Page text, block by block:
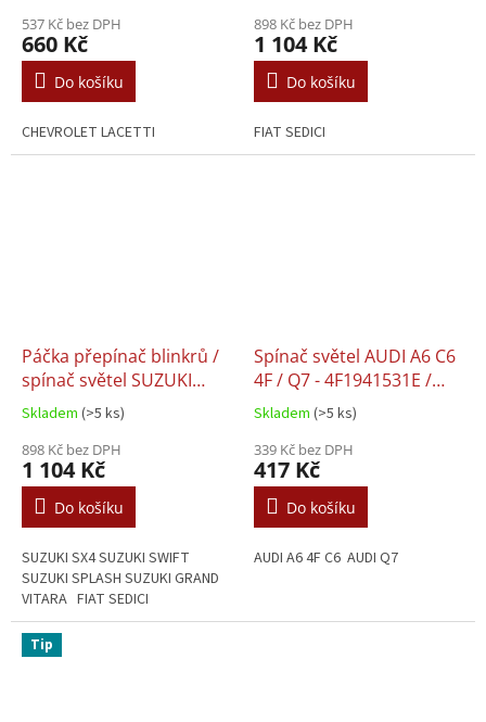
537 Kč bez DPH
660 Kč
Do košíku
CHEVROLET LACETTI
898 Kč bez DPH
1 104 Kč
Do košíku
FIAT SEDICI
Páčka přepínač blinkrů /
spínač světel SUZUKI
SWIFT SPLASH GRAND
Skladem (>5 ks)
898 Kč bez DPH
1 104 Kč
Do košíku
SUZUKI SX4 SUZUKI SWIFT
SUZUKI SPLASH SUZUKI GRAND
VITARA FIAT SEDICI
Spínač světel AUDI A6 C6
4F / Q7 - 4F1941531E /
4F1941531D
Skladem (>5 ks)
339 Kč bez DPH
417 Kč
Do košíku
AUDI A6 4F C6 AUDI Q7
Tip